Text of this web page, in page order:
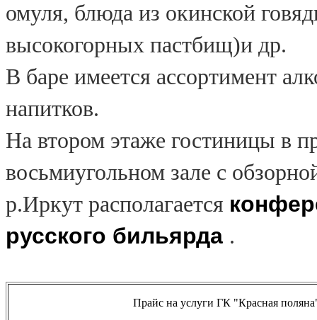
омуля, блюда из окинской
высокогорных пастбищ)и др.
В баре имеется ассортимент
напитков.
На втором этаже гостиницы в
восьмиугольном зале с
р.Иркут располагается
русского бильярда .
Прайс на услуги ГК "Красная